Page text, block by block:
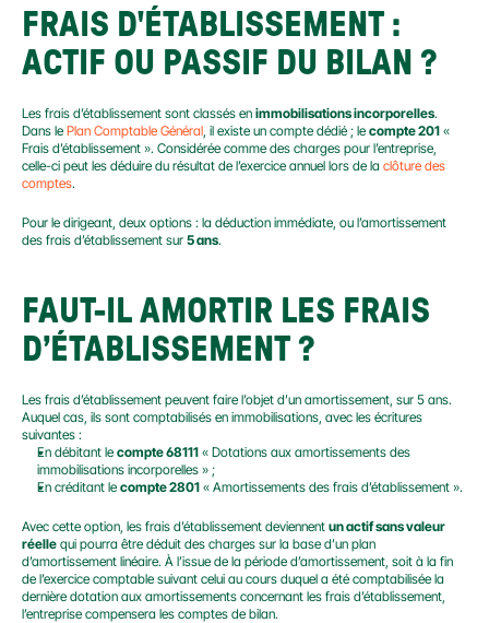
FRAIS D'ÉTABLISSEMENT :
ACTIF OU PASSIF DU BILAN ?
Les frais d’établissement sont classés en immobilisations incorporelles.
Dans le Plan Comptable Général, il existe un compte dédié ; le compte 201 «
Frais d’établissement ». Considérée comme des charges pour l’entreprise,
celle-ci peut les déduire du résultat de l’exercice annuel lors de la clôture des
comptes.
Pour le dirigeant, deux options : la déduction immédiate, ou l’amortissement
des frais d’établissement sur 5 ans.
FAUT-IL AMORTIR LES FRAIS
D’ÉTABLISSEMENT ?
Les frais d’établissement peuvent faire l’objet d’un amortissement, sur 5 ans.
Auquel cas, ils sont comptabilisés en immobilisations, avec les écritures
suivantes :
En débitant le compte 68111 « Dotations aux amortissements des
immobilisations incorporelles » ;
En créditant le compte 2801 « Amortissements des frais d’établissement ».
Avec cette option, les frais d’établissement deviennent un actif sans valeur
réelle qui pourra être déduit des charges sur la base d’un plan
d’amortissement linéaire. À l’issue de la période d’amortissement, soit à la fin
de l’exercice comptable suivant celui au cours duquel a été comptabilisée la
dernière dotation aux amortissements concernant les frais d’établissement,
l’entreprise compensera les comptes de bilan.